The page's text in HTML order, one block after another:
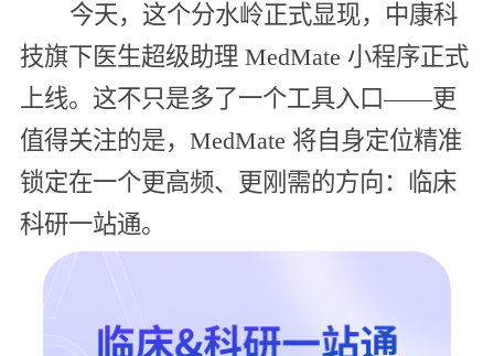
今天，这个分水岭正式显现，中康科
技旗下医生超级助理 MedMate 小程序正式
上线。这不只是多了一个工具入口——更
值得关注的是，MedMate 将自身定位精准
锁定在一个更高频、更刚需的方向：临床
科研一站通。